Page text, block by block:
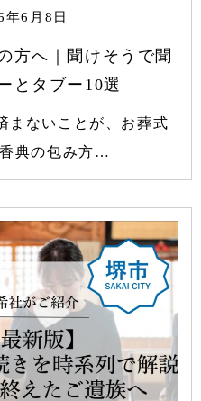
年6月8日
方へ｜聞けそうで聞
とタブー10選
まないことが、お葬式
典の包み方…